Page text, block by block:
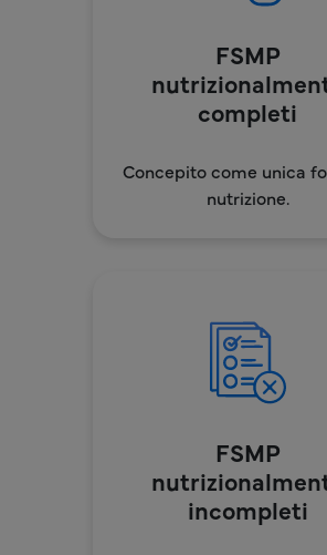
FSMP
completi
Concepito come unica
nutrizione.
FSMP
incompleti